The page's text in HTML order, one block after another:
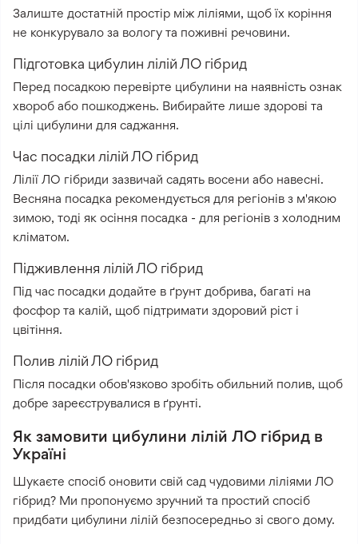
Залиште достатній простір між ліліями, щоб їх коріння
не конкурувало за вологу та поживні речовини.
Підготовка цибулин лілій ЛО гібрид
Перед посадкою перевірте цибулини на наявність ознак
хвороб або пошкоджень. Вибирайте лише здорові та
цілі цибулини для саджання.
Час посадки лілій ЛО гібрид
Лілії ЛО гібриди зазвичай садять восени або навесні.
Весняна посадка рекомендується для регіонів з м'якою
зимою, тоді як осіння посадка - для регіонів з холодним
кліматом.
Підживлення лілій ЛО гібрид
Під час посадки додайте в ґрунт добрива, багаті на
фосфор та калій, щоб підтримати здоровий ріст і
цвітіння.
Полив лілій ЛО гібрид
Після посадки обов'язково зробіть обильний полив, щоб
добре зареєструвалися в ґрунті.
Як замовити цибулини лілій ЛО гібрид в
Україні
Шукаєте спосіб оновити свій сад чудовими ліліями ЛО
гібрид? Ми пропонуємо зручний та простий спосіб
придбати цибулини лілій безпосередньо зі свого дому.